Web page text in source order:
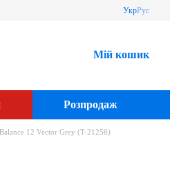
УкрРус
Мій кошик
Розпродаж
12 Vector Grey (T-21256)